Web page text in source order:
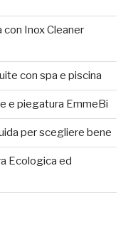
con Inox Cleaner
con spa e piscina
e piegatura EmmeBi
per scegliere bene
Ecologica ed